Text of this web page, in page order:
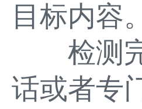
目标内容。
检测完
话或者专